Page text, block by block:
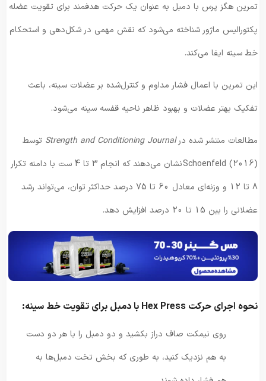
تمرین هگز پرس با دمبل به عنوان یک حرکت هدفمند برای تقویت عضله
پکتورالیس ماژور شناخته می‌شود که نقش مهمی در شکل‌دهی و استحکام
خط سینه ایفا می‌کند.
این تمرین با اعمال فشار مداوم و کنترل‌شده بر عضلات سینه، باعث
تفکیک بهتر عضلات و بهبود ظاهر ناحیه قفسه سینه می‌شود.
مطالعات منتشر شده درStrength and Conditioning Journal توسط
Schoenfeld (2016) نشان می‌دهند که انجام 3 تا 4 ست با دامنه تکرار
8 تا 12 و وزنه‌ای معادل 60 تا 75 درصد حداکثر توان، می‌تواند رشد
عضلانی را بین 15 تا 20 درصد افزایش دهد.
نحوه اجرای حرکت Hex Press با دمبل برای تقویت خط سینه:
روی نیمکت صاف دراز بکشید و دو دمبل را با هر دو دست
به هم نزدیک کنید، به طوری که بخش تخت دمبل‌ها به